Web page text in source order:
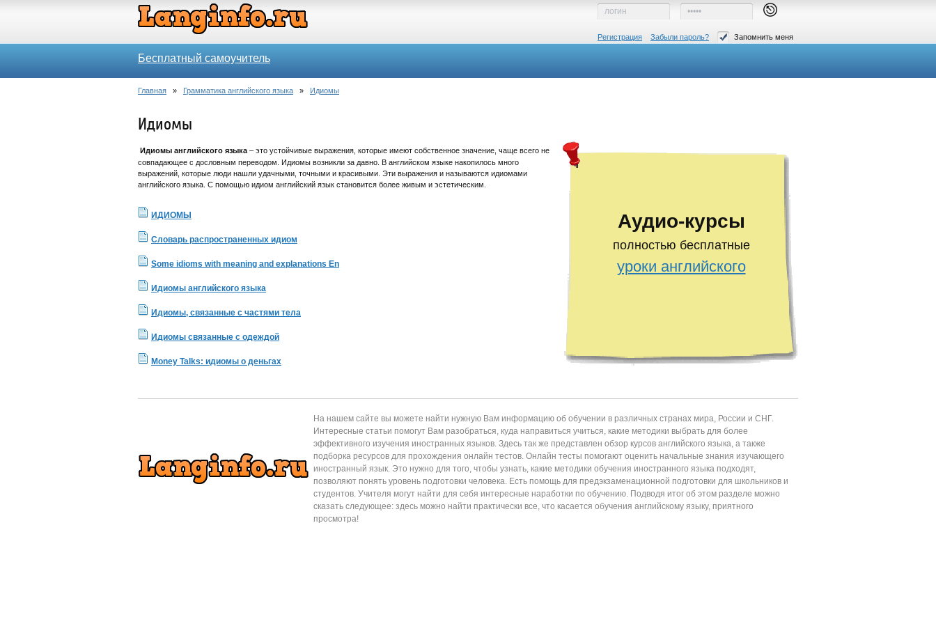
Регистрация Забыли пароль? Запомнить меня
Бесплатный самоучитель
Главная » Грамматика английского языка » Идиомы
Идиомы
Аудио-курсы
полностью бесплатные
уроки английского
Идиомы английского языка – это устойчивые выражения, которые имеют собственное значение, чаще всего не
совпадающее с дословным переводом. Идиомы возникли за давно. В английском языке накопилось много
выражений, которые люди нашли удачными, точными и красивыми. Эти выражения и называются идиомами
английского языка. С помощью идиом английский язык становится более живым и эстетическим.
ИДИОМЫ
Словарь распространенных идиом
Some idioms with meaning and explanations En
Идиомы английского языка
Идиомы, связанные с частями тела
Идиомы связанные с одеждой
Money Talks: идиомы о деньгах
На нашем сайте вы можете найти нужную Вам информацию об обучении в различных странах мира, России и СНГ.
Интересные статьи помогут Вам разобраться, куда направиться учиться, какие методики выбрать для более
эффективного изучения иностранных языков. Здесь так же представлен обзор курсов английского языка, а также
подборка ресурсов для прохождения онлайн тестов. Онлайн тесты помогают оценить начальные знания изучающего
иностранный язык. Это нужно для того, чтобы узнать, какие методики обучения иностранного языка подходят,
позволяют понять уровень подготовки человека. Есть помощь для предэкзаменационной подготовки для школьников и
студентов. Учителя могут найти для себя интересные наработки по обучению. Подводя итог об этом разделе можно
сказать следующее: здесь можно найти практически все, что касается обучения английскому языку, приятного
просмотра!